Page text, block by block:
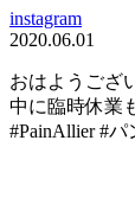
instagram
2020.06.01
おはようござ
中に臨時休業
#PainAllier #パ